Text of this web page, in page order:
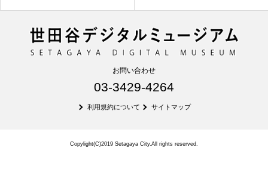
お問い合わせ
03-3429-4264
利用規約について サイトマップ
Copylight(C)2019 Setagaya City.All rights reserved.